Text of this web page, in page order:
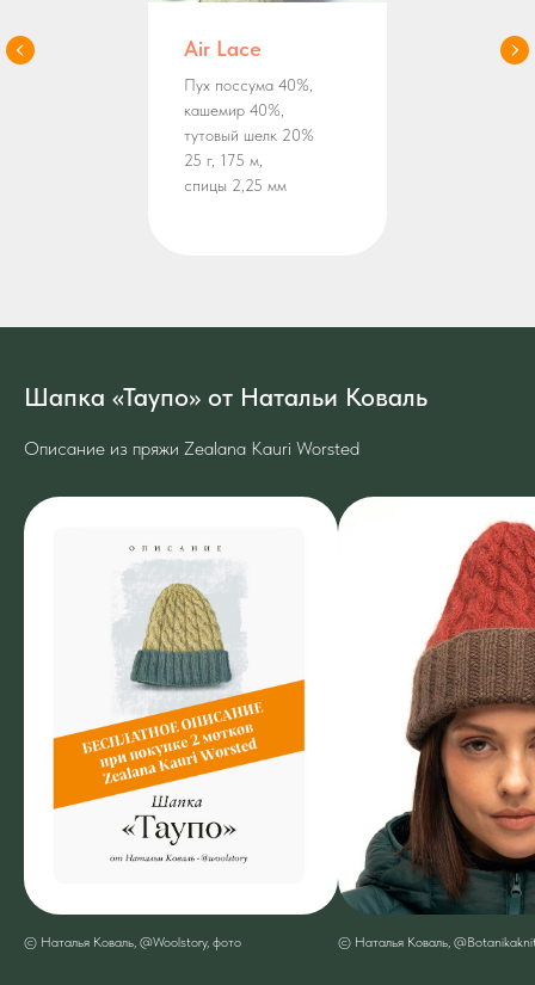
Air Lace
Пух поссума 40%,
кашемир 40%,
тутовый шелк 20%
25 г, 175 м,
спицы 2,25 мм
Шапка «Таупо» от Натальи Коваль
Описание из пряжи Zealana Kauri Worsted
© Наталья Коваль, @Woolstory, фото © Наталья Коваль,